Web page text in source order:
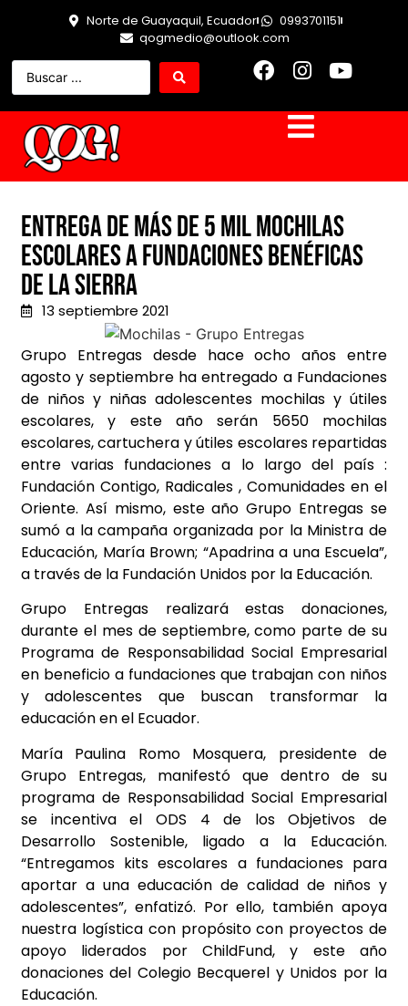
Norte de Guayaquil, Ecuador
0993701151
qogmedio@outlook.com
Entrega de más de 5 mil mochilas
escolares a fundaciones benéficas
de la sierra
13 septiembre 2021
Grupo Entregas desde hace ocho años entre
agosto y septiembre ha entregado a Fundaciones
de niños y niñas adolescentes mochilas y útiles
escolares, y este año serán 5650 mochilas
escolares, cartuchera y útiles escolares repartidas
entre varias fundaciones a lo largo del país :
Fundación Contigo, Radicales , Comunidades en el
Oriente. Así mismo, este año Grupo Entregas se
sumó a la campaña organizada por la Ministra de
Educación, María Brown; “Apadrina a una Escuela”,
a través de la Fundación Unidos por la Educación.
Grupo Entregas realizará estas donaciones,
durante el mes de septiembre, como parte de su
Programa de Responsabilidad Social Empresarial
en beneficio a fundaciones que trabajan con niños
y adolescentes que buscan transformar la
educación en el Ecuador.
María Paulina Romo Mosquera, presidente de
Grupo Entregas, manifestó que dentro de su
programa de Responsabilidad Social Empresarial
se incentiva el ODS 4 de los Objetivos de
Desarrollo Sostenible, ligado a la Educación.
“Entregamos kits escolares a fundaciones para
aportar a una educación de calidad de niños y
adolescentes”, enfatizó. Por ello, también apoya
nuestra logística con propósito con proyectos de
apoyo liderados por ChildFund, y este año
donaciones del Colegio Becquerel y Unidos por la
Educación.